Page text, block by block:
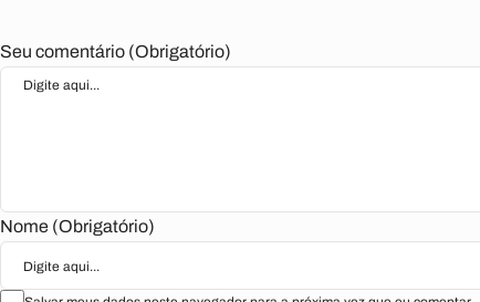
Seu comentário (Obrigatório)
Nome (Obrigatório)